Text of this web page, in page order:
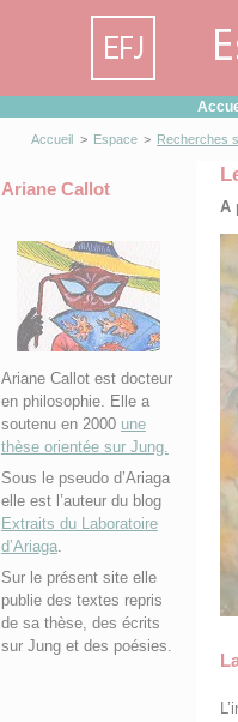
Accueil > Espace > Recherches
Ariane Callot
Ariane Callot est docteur
en philosophie. Elle a
soutenu en 2000 une
thèse orientée sur Jung.
Sous le pseudo d’Ariaga
elle est l’auteur du blog
Extraits du Laboratoire
d’Ariaga.
Sur le présent site elle
publie des textes repris
de sa thèse, des écrits
sur Jung et des poésies.
A